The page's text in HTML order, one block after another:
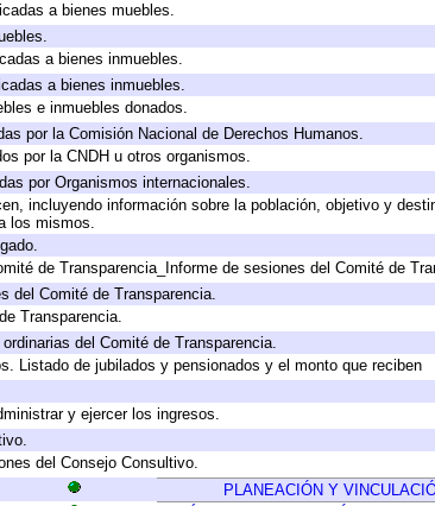
a bienes muebles.
a bienes inmuebles.
a bienes inmuebles.
e inmuebles donados.
por la Comisión Nacional de Derechos Humanos.
por la CNDH u otros organismos.
por Organismos internacionales.
incluyendo información sobre la población, objetivo y
los mismos.
de Transparencia_Informe de sesiones del Comité de
del Comité de Transparencia.
Transparencia.
del Comité de Transparencia.
Listado de jubilados y pensionados y el monto que reciben
y ejercer los ingresos.
del Consejo Consultivo.
PLANEACIÓN Y